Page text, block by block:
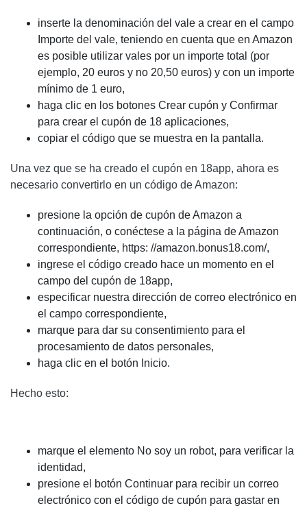
inserte la denominación del vale a crear en el campo
Importe del vale, teniendo en cuenta que en Amazon
es posible utilizar vales por un importe total (por
ejemplo, 20 euros y no 20,50 euros) y con un importe
mínimo de 1 euro,
haga clic en los botones Crear cupón y Confirmar
para crear el cupón de 18 aplicaciones,
copiar el código que se muestra en la pantalla.
Una vez que se ha creado el cupón en 18app, ahora es
necesario convertirlo en un código de Amazon:
presione la opción de cupón de Amazon a
continuación, o conéctese a la página de Amazon
correspondiente, https: //amazon.bonus18.com/,
ingrese el código creado hace un momento en el
campo del cupón de 18app,
especificar nuestra dirección de correo electrónico en
el campo correspondiente,
marque para dar su consentimiento para el
procesamiento de datos personales,
haga clic en el botón Inicio.
Hecho esto:
marque el elemento No soy un robot, para verificar la
identidad,
presione el botón Continuar para recibir un correo
electrónico con el código de cupón para gastar en